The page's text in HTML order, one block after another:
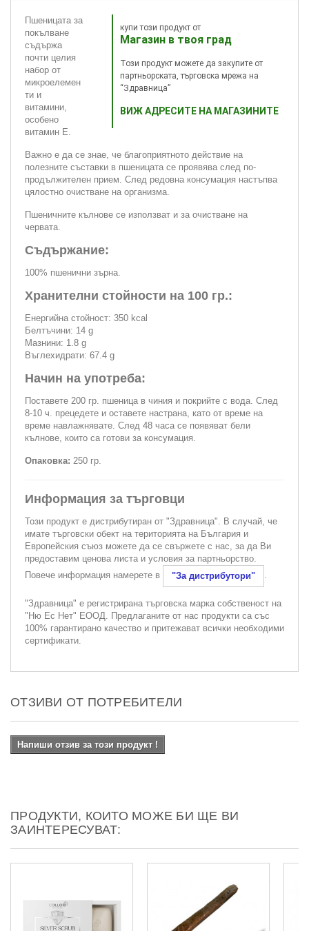
купи този продукт от
Магазин в твоя град
Този продукт можете да закупите от
партньорската, търговска мрежа на
“Здравница”
ВИЖ АДРЕСИТЕ НА МАГАЗИНИТЕ
Пшеницата за
покълване
съдържа
почти целия
набор от
микроелемен
ти и
витамини,
особено
витамин Е.
Важно е да се знае, че благоприятното действие на
полезните съставки в пшеницата се проявява след по-
продължителен прием. След редовна консумация настъпва
цялостно очистване на организма.
Пшеничните кълнове се използват и за очистване на
червата.
Съдържание:
100% пшенични зърна.
Хранителни стойности на 100 гр.:
Енергийна стойност: 350 kcal
Белтъчини: 14 g
Мазнини: 1.8 g
Въглехидрати: 67.4 g
Начин на употреба:
Поставете 200 гр. пшеница в чиния и покрийте с вода. След
8-10 ч. прецедете и оставете настрана, като от време на
време навлажнявате. След 48 часа се появяват бели
кълнове, които са готови за консумация.
Опаковка: 250 гр.
Информация за търговци
Този продукт е дистрибутиран от "Здравница". В случай, че
имате търговски обект на територията на България и
Европейския съюз можете да се свържете с нас, за да Ви
предоставим ценова листа и условия за партньорство.
Повече информация намерете в
"За дистрибутори" .
"Здравница" е регистрирана търговска марка собственост на
"Ню Ес Нет" ЕООД. Предлаганите от нас продукти са със
100% гарантирано качество и притежават всички необходими
сертификати.
ОТЗИВИ ОТ ПОТРЕБИТЕЛИ
Напиши отзив за този продукт !
ПРОДУКТИ, КОИТО МОЖЕ БИ ЩЕ ВИ
ЗАИНТЕРЕСУВАТ: